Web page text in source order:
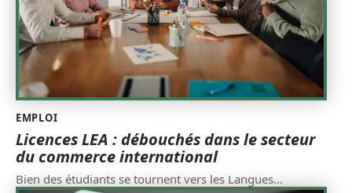
EMPLOI
Licences LEA : débouchés dans le secteur
du commerce international
Bien des étudiants se tournent vers les Langues…